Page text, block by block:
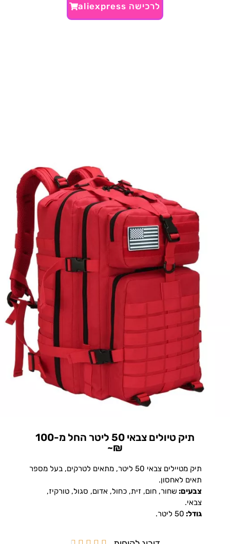
לרכישה aliexpress
תיק טיולים צבאי 50 ליטר החל מ-100
₪~
תיק מטיילים צבאי 50 ליטר, מתאים לטרקים, בעל מספר
תאים לאחסון.
צבעים: שחור, חום, זית, כחול, אדום, סגול, טורקיז,
צבאי.
גודל: 50 ליטר.